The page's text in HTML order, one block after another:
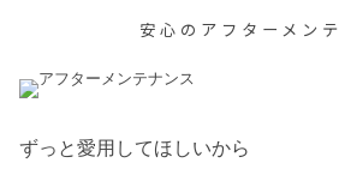
安心のアフターメン
ずっと愛用してほしいから